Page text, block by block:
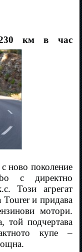
230 км в час
ново поколение
с директно
Този агрегат
Tourer и придава
мотори.
той подчертава
купе –